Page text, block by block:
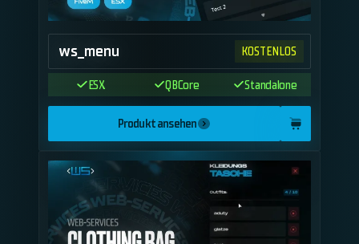
ws_menu KOSTENLOS
ESX QBCore Standalone
Produkt ansehen